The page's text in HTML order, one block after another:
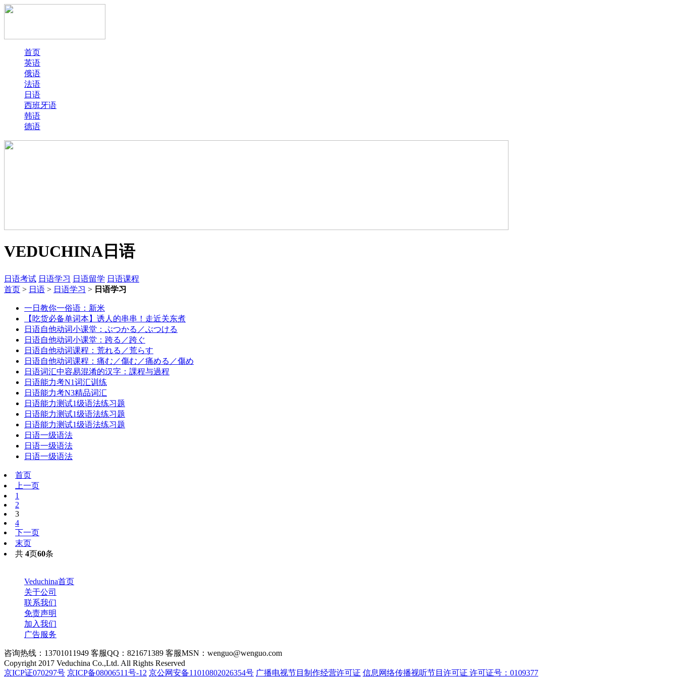
首页
英语
俄语
法语
日语
西班牙语
韩语
德语
VEDUCHINA 日语
日语考试 日语学习 日语留学 日语课程
首页 > 日语 > 日语学习 > 日语学习
一日教你一俗语：新米
【吃货必备单词本】诱人的串串！走近关东煮
日语自他动词小课堂：ぶつかる／ぶつける
日语自他动词小课堂：跨る／跨ぐ
日语自他动词课程：荒れる／荒らす
日语自他动词课程：痛む／傷む／痛める／傷め
日语词汇中容易混淆的汉字：課程与過程
日语能力考N1词汇训练
日语能力考N3精品词汇
日语能力测试1级语法练习题
日语能力测试1级语法练习题
日语能力测试1级语法练习题
日语一级语法
日语一级语法
日语一级语法
首页
上一页
1
2
3
4
下一页
末页
共 4页60条
Veduchina首页
关于公司
联系我们
免责声明
加入我们
广告服务
咨询热线：13701011949 客服QQ：821671389 客服MSN：wenguo@wenguo.com
Copyright 2017 Veduchina Co.,Ltd. All Rights Reserved
京ICP证070297号 京ICP备08006511号-12 京公网安备11010802026354号 广播电视节目制作经营许可证 信息网络传播视听节目许可证 许可证号：0109377